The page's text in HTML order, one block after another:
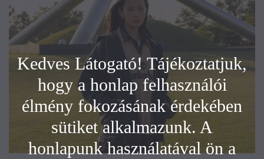
Kedves Látogató! Tájékoztatjuk,
hogy a honlap felhasználói
élmény fokozásának érdekében
sütiket alkalmazunk. A
honlapunk használatával ön a